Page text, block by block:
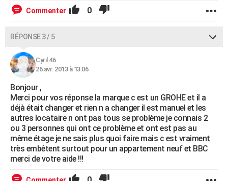
Commenter 0
RÉPONSE 3 / 5
Cyril 46
26 avr. 2013 à 13:06
Bonjour ,
Merci pour vos réponse la marque c est un GROHE et il a
déjà était changer et rien n a changer il est manuel et les
autres locataire n ont pas tous se problème je connais 2
ou 3 personnes qui ont ce problème et ont est pas au
même étage je ne sais plus quoi faire mais c est vraiment
très embêtent surtout pour un appartement neuf et BBC
merci de votre aide !!!